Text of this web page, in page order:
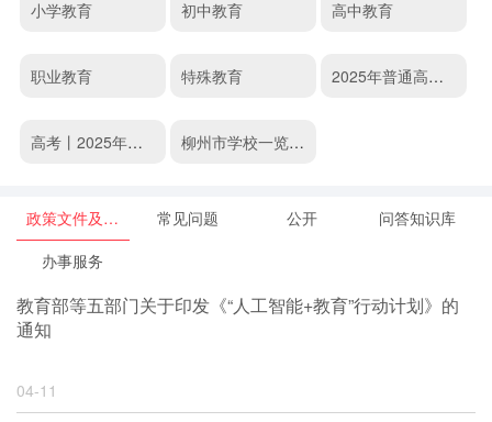
小学教育 初中教育 高中教育
职业教育 特殊教育
2025年普通高等
高考丨2025年高
话
柳州市学校一览表
政策文件及解
读
常见问题 公开
问答知识库
办事服务
教育部等五部门关于印发《“人工智能+教育”行动计划》的
通知
04-11